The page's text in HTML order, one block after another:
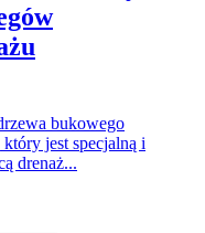
bukowego
jest specjalną i
drenaż...